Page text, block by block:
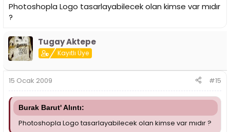
Photoshopla Logo tasarlayabilecek olan kimse var mıdır
?
Tugay Aktepe
Kayıtlı Üye
15 Ocak 2009 #15
Burak Barut' Alıntı:
Photoshopla Logo tasarlayabilecek olan kimse var mıdır ?